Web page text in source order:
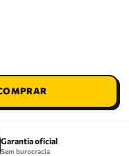
Garantia oficial
Sem burocracia